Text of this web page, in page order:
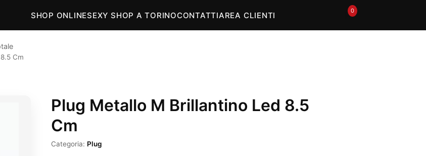
SHOP ONLINESEXY SHOP A TORINOCONTATTIAREA CLIENTI 🛒0
Cm
Plug Metallo M Brillantino Led 8.5
Cm
Categoria: Plug